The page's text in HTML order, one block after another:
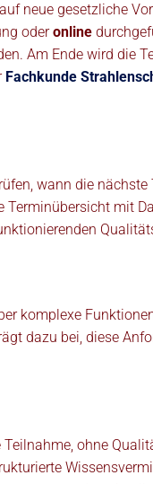
neue gesetzliche
oderonline
Am Ende wird die
Fachkunde
wann die nächste
Terminübersicht mit
komplexe
dazu bei, diese
ohne